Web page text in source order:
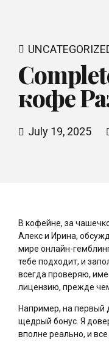
кофе
July 19, 2025
В кофейне, за
Алекс и Ирина,
мире онлайн-
тебе подходит, и
всегда проверяю,
лицензию, прежде
Например, на первый
щедрый бонус. Я
вполне реально, и